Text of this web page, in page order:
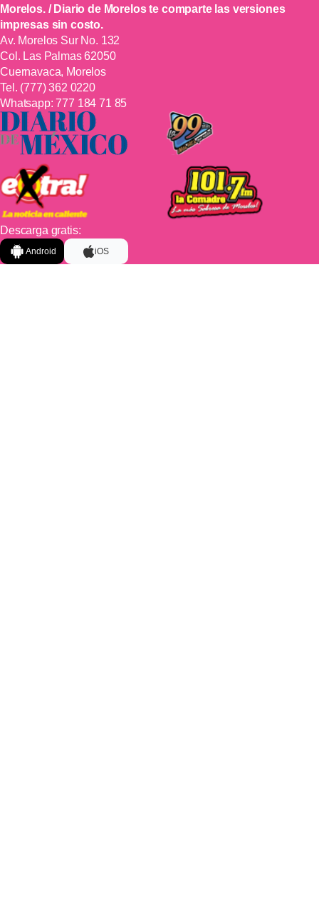
Morelos. / Diario de Morelos te comparte las versiones
impresas sin costo.
Av. Morelos Sur No. 132
Col. Las Palmas 62050
Cuernavaca, Morelos
Tel. (777) 362 0220
Whatsapp:777 184 71 85
Descarga gratis:
Android iOS